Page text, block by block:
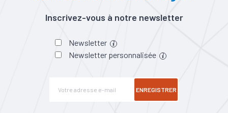
Inscrivez-vous à notre newsletter
Newsletter
Newsletter personnalisée
ENREGISTRER